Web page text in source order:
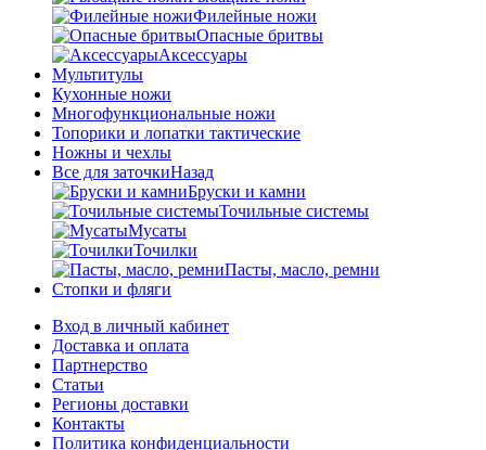
Филейные ножи
Опасные бритвы
Аксессуары
Мультитулы
Кухонные ножи
Многофункциональные ножи
Топорики и лопатки тактические
Ножны и чехлы
Все для заточкиНазад
Бруски и камни
Точильные системы
Мусаты
Точилки
Пасты, масло, ремни
Стопки и фляги
Вход в личный кабинет
Доставка и оплата
Партнерство
Статьи
Регионы доставки
Контакты
Политика конфиденциальности